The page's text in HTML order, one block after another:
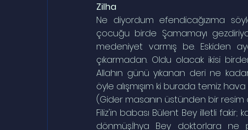
Zilha
Ne diyordum efendicağızıma
çocuğu birde Şamamayı
medeniyet varmış be. Eskiden
çıkarmadan. Oldu olacak ikisi
Allahın günü yıkanan deri ne
öyle alışmışım ki burada temiz
(Gider masanın üstünden bir resim
Filiz'in babası Bülent Bey illetli
dönmüş.İhya Bey doktorlara ne